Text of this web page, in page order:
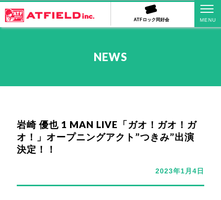
ATFロック同好会
NEWS
岩崎 優也 1 MAN LIVE「ガオ！ガオ！ガ
オ！」オープニングアクト”つきみ”出演
決定！！
2023年1月4日